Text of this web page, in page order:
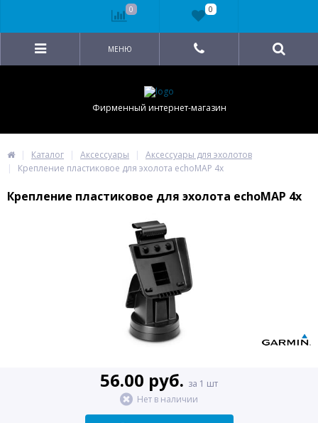
Фирменный интернет-магазин
МЕНЮ
Каталог Аксессуары
Аксессуары для эхолотов
Крепление пластиковое для эхолота echoMAP 4x
Крепление пластиковое для эхолота echoMAP 4x
56.00 руб. за 1 шт
Нет в наличии
0 0